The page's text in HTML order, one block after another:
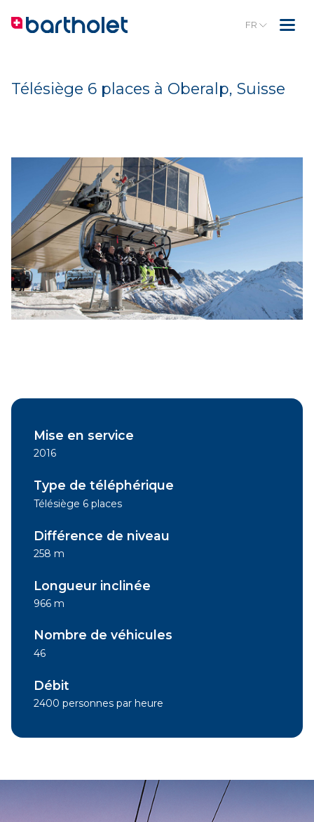
FR
Télésiège 6 places à Oberalp, Suisse
Mise en service
2016
Type de téléphérique
Télésiège 6 places
Différence de niveau
258 m
Longueur inclinée
966 m
Nombre de véhicules
46
Débit
2400 personnes par heure